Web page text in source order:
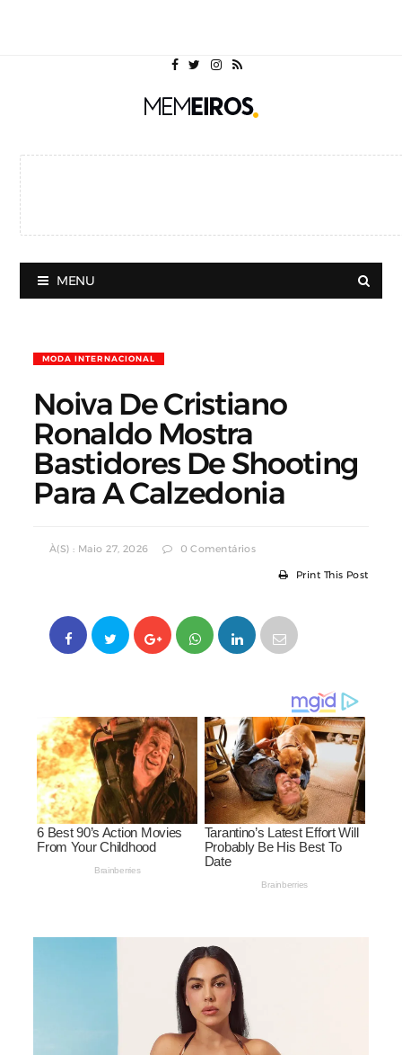
MENU
MODA INTERNACIONAL
Noiva De Cristiano
Ronaldo Mostra
Bastidores De Shooting
Para A Calzedonia
À(s) : Maio 27, 2026 0 Comentários
Print This Post